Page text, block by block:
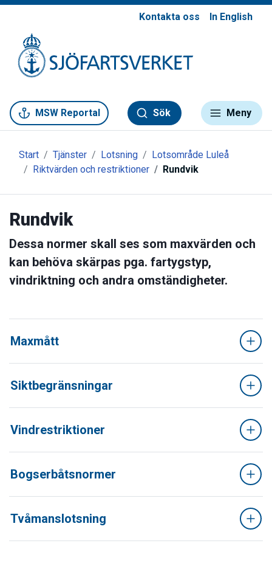
Kontakta oss In English
MSW Reportal Sök Meny
Start Tjänster Lotsning
Lotsområde Luleå
Riktvärden och restriktioner
Rundvik
Rundvik
Dessa normer skall ses som maxvärden och
kan behöva skärpas pga. fartygstyp,
vindriktning och andra omständigheter.
Maxmått
Siktbegränsningar
Vindrestriktioner
Bogserbåtsnormer
Tvåmanslotsning